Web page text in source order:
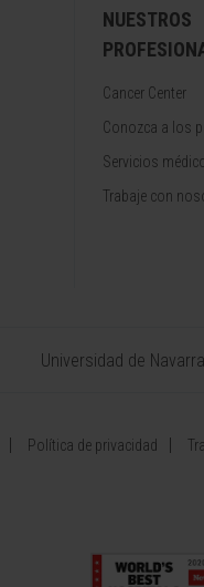
NUESTROS
Cancer Center
Conozca a los
Servicios
Trabaje con
Universidad de Navarra
Política de privacidad